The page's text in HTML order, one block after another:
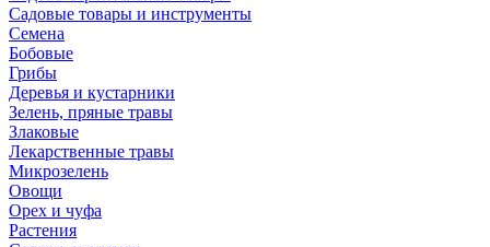
Садовые товары и инструменты
Семена
Бобовые
Грибы
Деревья и кустарники
Зелень, пряные травы
Злаковые
Лекарственные травы
Микрозелень
Овощи
Орех и чуфа
Растения